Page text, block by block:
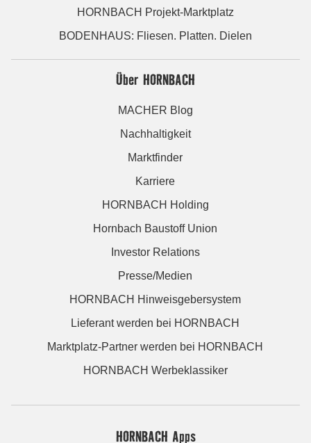
HORNBACH Projekt-Marktplatz
BODENHAUS: Fliesen. Platten. Dielen
Über HORNBACH
MACHER Blog
Nachhaltigkeit
Marktfinder
Karriere
HORNBACH Holding
Hornbach Baustoff Union
Investor Relations
Presse/Medien
HORNBACH Hinweisgebersystem
Lieferant werden bei HORNBACH
Marktplatz-Partner werden bei HORNBACH
HORNBACH Werbeklassiker
HORNBACH Apps